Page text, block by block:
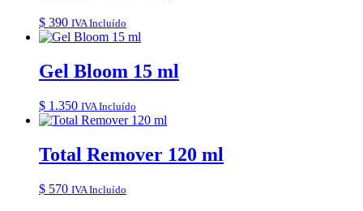
$ 390 IVA Incluído
Gel Bloom 15 ml
$ 1.350 IVA Incluído
Total Remover 120 ml
$ 570 IVA Incluído